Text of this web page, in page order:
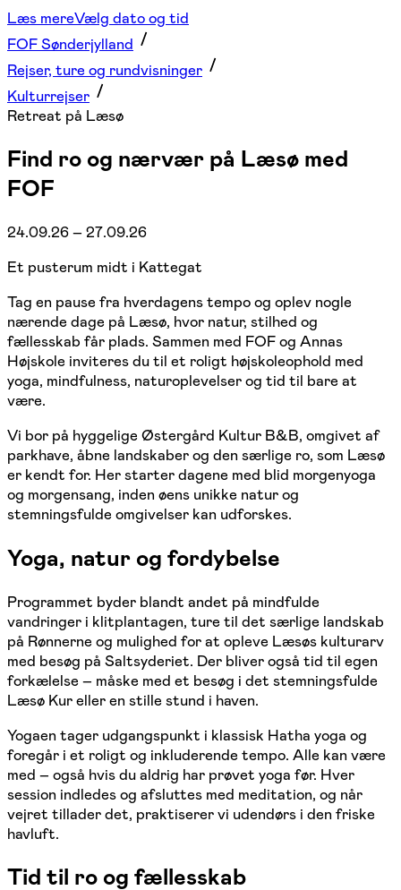
Læs mereVælg dato og tid
FOF Sønderjylland
Rejser, ture og rundvisninger
Kulturrejser
Retreat på Læsø
Find ro og nærvær på Læsø med
FOF
24.09.26 – 27.09.26
Et pusterum midt i Kattegat
Tag en pause fra hverdagens tempo og oplev nogle
nærende dage på Læsø, hvor natur, stilhed og
fællesskab får plads. Sammen med FOF og Annas
Højskole inviteres du til et roligt højskoleophold med
yoga, mindfulness, naturoplevelser og tid til bare at
være.
Vi bor på hyggelige Østergård Kultur B&B, omgivet af
parkhave, åbne landskaber og den særlige ro, som Læsø
er kendt for. Her starter dagene med blid morgenyoga
og morgensang, inden øens unikke natur og
stemningsfulde omgivelser kan udforskes.
Yoga, natur og fordybelse
Programmet byder blandt andet på mindfulde
vandringer i klitplantagen, ture til det særlige landskab
på Rønnerne og mulighed for at opleve Læsøs kulturarv
med besøg på Saltsyderiet. Der bliver også tid til egen
forkælelse – måske med et besøg i det stemningsfulde
Læsø Kur eller en stille stund i haven.
Yogaen tager udgangspunkt i klassisk Hatha yoga og
foregår i et roligt og inkluderende tempo. Alle kan være
med – også hvis du aldrig har prøvet yoga før. Hver
session indledes og afsluttes med meditation, og når
vejret tillader det, praktiserer vi udendørs i den friske
havluft.
Tid til ro og fællesskab